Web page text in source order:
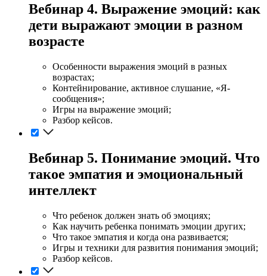
Вебинар 4. Выражение эмоций: как
дети выражают эмоции в разном
возрасте
Особенности выражения эмоций в разных
возрастах;
Контейнирование, активное слушание, «Я-
сообщения»;
Игры на выражение эмоций;
Разбор кейсов.
Вебинар 5. Понимание эмоций. Что
такое эмпатия и эмоциональный
интеллект
Что ребенок должен знать об эмоциях;
Как научить ребенка понимать эмоции других;
Что такое эмпатия и когда она развивается;
Игры и техники для развития понимания эмоций;
Разбор кейсов.